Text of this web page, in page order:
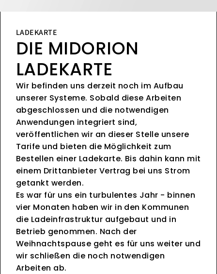
LADEKARTE
DIE MIDORION
LADEKARTE
Wir befinden uns derzeit noch im Aufbau
unserer Systeme. Sobald diese Arbeiten
abgeschlossen und die notwendigen
Anwendungen integriert sind,
veröffentlichen wir an dieser Stelle unsere
Tarife und bieten die Möglichkeit zum
Bestellen einer Ladekarte. Bis dahin kann mit
einem Drittanbieter Vertrag bei uns Strom
getankt werden.
Es war für uns ein turbulentes Jahr - binnen
vier Monaten haben wir in den Kommunen
die Ladeinfrastruktur aufgebaut und in
Betrieb genommen. Nach der
Weihnachtspause geht es für uns weiter und
wir schließen die noch notwendigen
Arbeiten ab.